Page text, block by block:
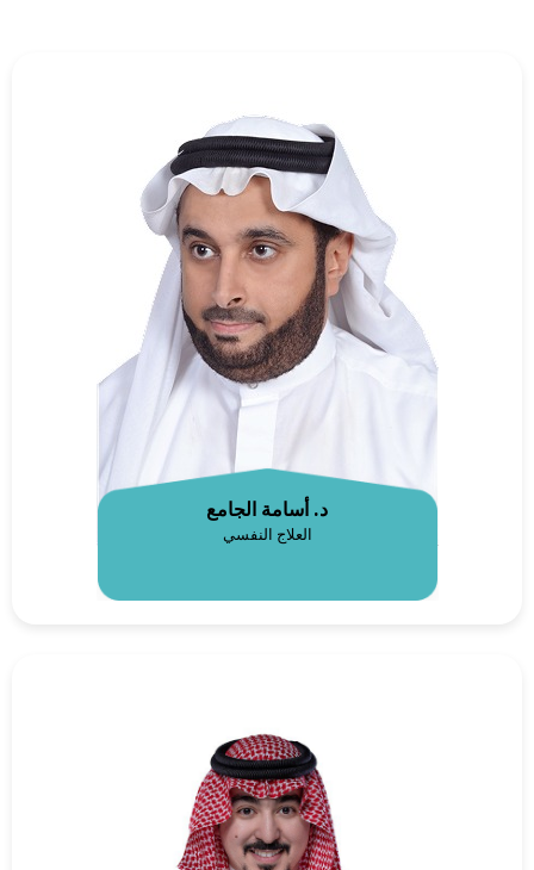
د. أسامة الجامع
العلاج النفسي